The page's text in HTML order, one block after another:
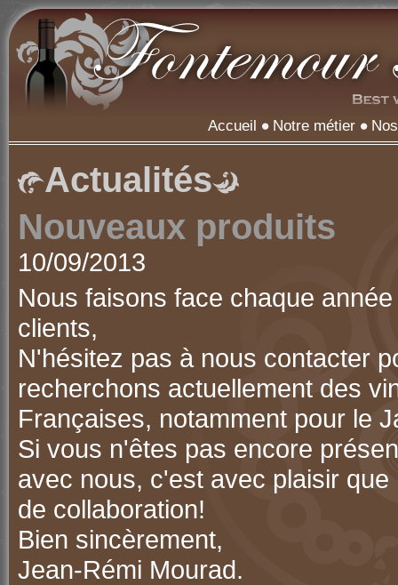
Accueil Notre métier
Actualités
Nouveaux produits
10/09/2013
Nous faisons face chaque
clients,
N'hésitez pas à nous contacter
recherchons actuellement des
Françaises, notamment pour le
Si vous n'êtes pas encore
avec nous, c'est avec plaisir
de collaboration!
Bien sincèrement,
Jean-Rémi Mourad.